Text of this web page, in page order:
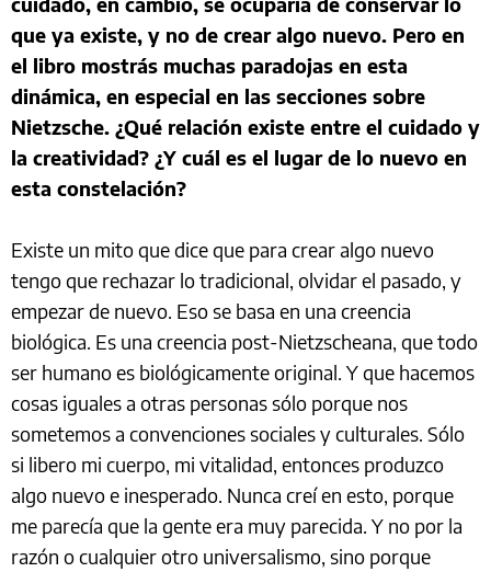
que ya existe, y no de crear algo nuevo. Pero en
el libro mostrás muchas paradojas en esta
dinámica, en especial en las secciones sobre
Nietzsche. ¿Qué relación existe entre el cuidado y
la creatividad? ¿Y cuál es el lugar de lo nuevo en
esta constelación?
Existe un mito que dice que para crear algo nuevo
tengo que rechazar lo tradicional, olvidar el pasado, y
empezar de nuevo. Eso se basa en una creencia
biológica. Es una creencia post-Nietzscheana, que todo
ser humano es biológicamente original. Y que hacemos
cosas iguales a otras personas sólo porque nos
sometemos a convenciones sociales y culturales. Sólo
si libero mi cuerpo, mi vitalidad, entonces produzco
algo nuevo e inesperado. Nunca creí en esto, porque
me parecía que la gente era muy parecida. Y no por la
razón o cualquier otro universalismo, sino porque